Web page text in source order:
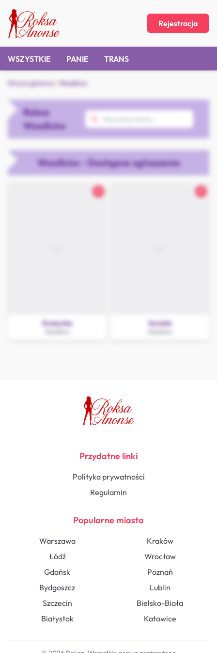
Rejestracja
WSZYSTKIE PANIE TRANS
Strona główna Wasilków
Roksa
Wasilków
Wasilków - Dostępne ogłoszenia
Grażynka Szmata
Przydatne linki
Polityka prywatności
Regulamin
Popularne miasta
Warszawa
Kraków
Łódź
Wrocław
Gdańsk
Poznań
Bydgoszcz
Lublin
Szczecin
Bielsko-Biała
Białystok
Katowice